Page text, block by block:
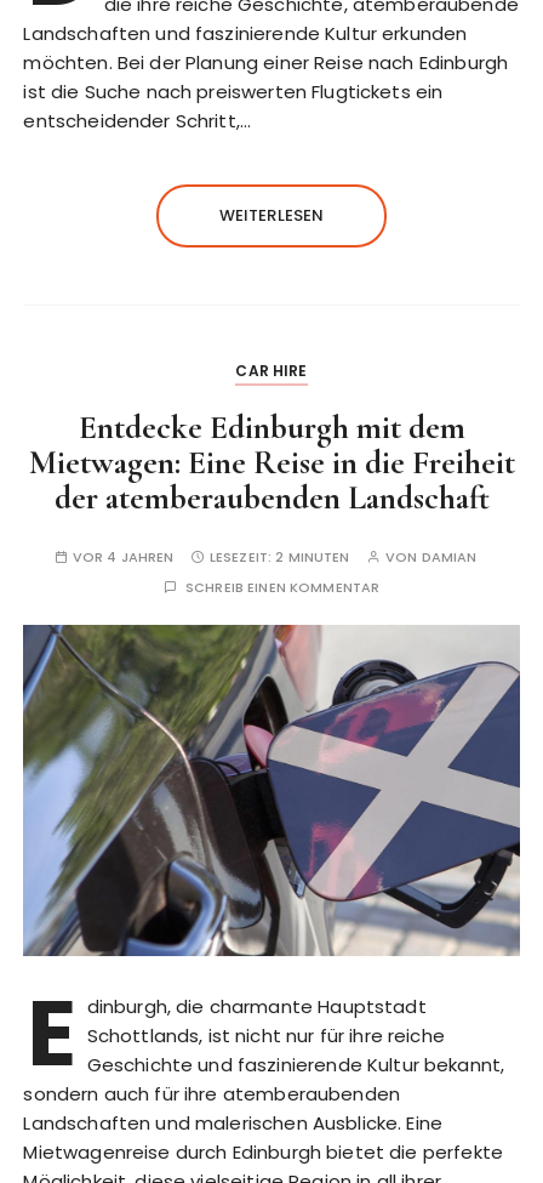
Landschaften und faszinierende Kultur erkunden
möchten. Bei der Planung einer Reise nach Edinburgh
ist die Suche nach preiswerten Flugtickets ein
entscheidender Schritt,…
WEITERLESEN
CAR HIRE
Entdecke Edinburgh mit dem
Mietwagen: Eine Reise in die Freiheit
der atemberaubenden Landschaft
VOR 4 JAHREN LESEZEIT:2 MINUTEN VON DAMIAN
SCHREIB EINEN KOMMENTAR
E dinburgh, die charmante Hauptstadt
Schottlands, ist nicht nur für ihre reiche
Geschichte und faszinierende Kultur bekannt,
sondern auch für ihre atemberaubenden
Landschaften und malerischen Ausblicke. Eine
Mietwagenreise durch Edinburgh bietet die perfekte